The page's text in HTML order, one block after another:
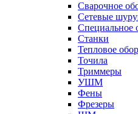
Сварочное
Сетевые
Специальное
Станки
Тепловое
Точила
Триммеры
УШМ
Фены
Фрезеры